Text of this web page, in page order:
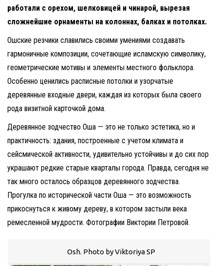
работали с орехом, шелковицей и чинарой, вырезая
сложнейшие орнаменты на колоннах, балках и потолках.
Ошские резчики славились своими умениями создавать
гармоничные композиции, сочетающие исламскую символику,
геометрические мотивы и элементы местного фольклора.
Особенно ценились расписные потолки и узорчатые
деревянные входные двери, каждая из которых была своего
рода визитной карточкой дома.
Деревянное зодчество Оша — это не только эстетика, но и
практичность: здания, построенные с учетом климата и
сейсмической активности, удивительно устойчивы и до сих пор
украшают редкие старые кварталы города. Правда, сегодня не
так много осталось образцов деревянного зодчества.
Прогулка по исторической части Оша — это возможность
прикоснуться к живому дереву, в котором застыли века
ремесленной мудрости. Фотографии Виктории Петровой.
Osh. Photo by Viktoriya SP